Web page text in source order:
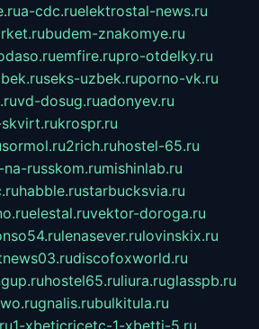
a-cdc.ruelektrostal-news.ru
budem-znakomye.ru
emfire.rupro-otdelky.ru
seks-uzbek.ruporno-vk.ru
vd-dosug.ruadonyev.ru
krospr.ru
sormol.ru2rich.ruhostel-65.ru
russkom.rumishinlab.ru
habble.rustarbucksvia.ru
elestal.ruvektor-doroga.ru
lenasever.rulovinskix.ru
discofoxworld.ru
hostel65.ruliura.ruglasspb.ru
gnalis.rubulkitula.ru
1-xbeticricetc-1-xbetti-5.ru